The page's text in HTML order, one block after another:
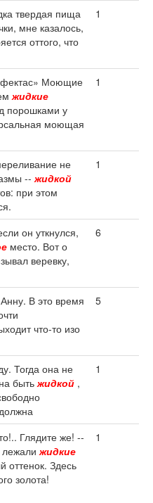
твердая пища
мне казалось,
оттого, что
1
Моющие
жидкие
порошками у
моющая
1
не
--жидкой
при этом
1
он уткнулся,
место. Вот о
веревку,
6
В это время
что-то изо
5
Тогда она не
бытьжидкой ,
1
Глядите же! --
лежалижидкие
оттенок. Здесь
золота!
1